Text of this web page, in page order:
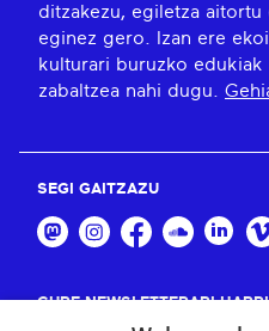
ditzakezu, egiletza aitortu
eginez gero. Izan ere
kulturari buruzko edukiak
zabaltzea nahi dugu.
SEGI GAITZAZU
GURE NEWSLETTERARI